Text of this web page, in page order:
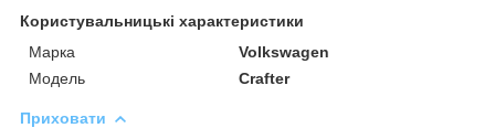
Користувальницькі характеристики
Марка
Volkswagen
Модель
Crafter
Приховати